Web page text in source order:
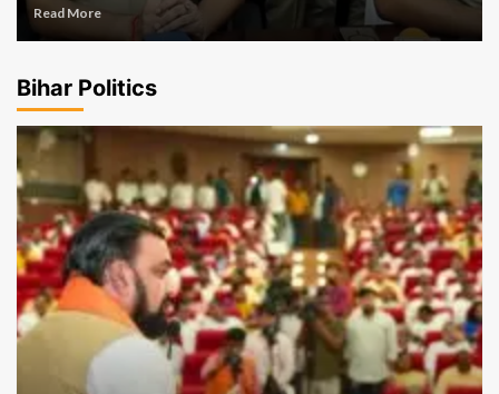
Read More
Bihar Politics